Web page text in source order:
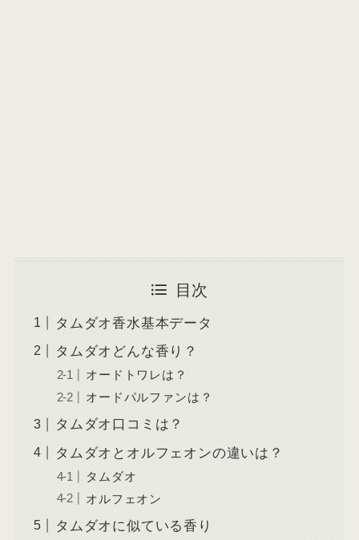
目次
タムダオ香水基本データ
タムダオどんな香り？
オードトワレは？
オードパルファンは？
タムダオ口コミは？
タムダオとオルフェオンの違いは？
タムダオ
オルフェオン
タムダオに似ている香り